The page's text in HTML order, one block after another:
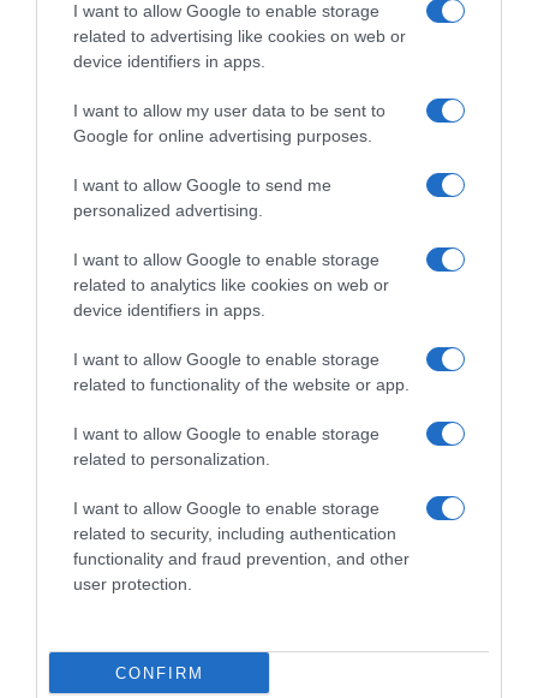
I want to allow Google to enable storage
related to advertising like cookies on web or
device identifiers in apps.
I want to allow my user data to be sent to
Google for online advertising purposes.
I want to allow Google to send me
personalized advertising.
I want to allow Google to enable storage
related to analytics like cookies on web or
device identifiers in apps.
I want to allow Google to enable storage
related to functionality of the website or app.
I want to allow Google to enable storage
related to personalization.
I want to allow Google to enable storage
related to security, including authentication
functionality and fraud prevention, and other
user protection.
CONFIRM
Η συνάντηση που είχε με τον καταξιωμένο ηθοποιό
02.10.2025 - 10:26
“Νωρίς νωρίς”: Κατσούλης και Ηλιάκη έκαναν
πρεμιέρα στον “αέρα” της ΕΡΤ – Η έκπληξη
της Καραβάτου
15.09.2025 - 07:41